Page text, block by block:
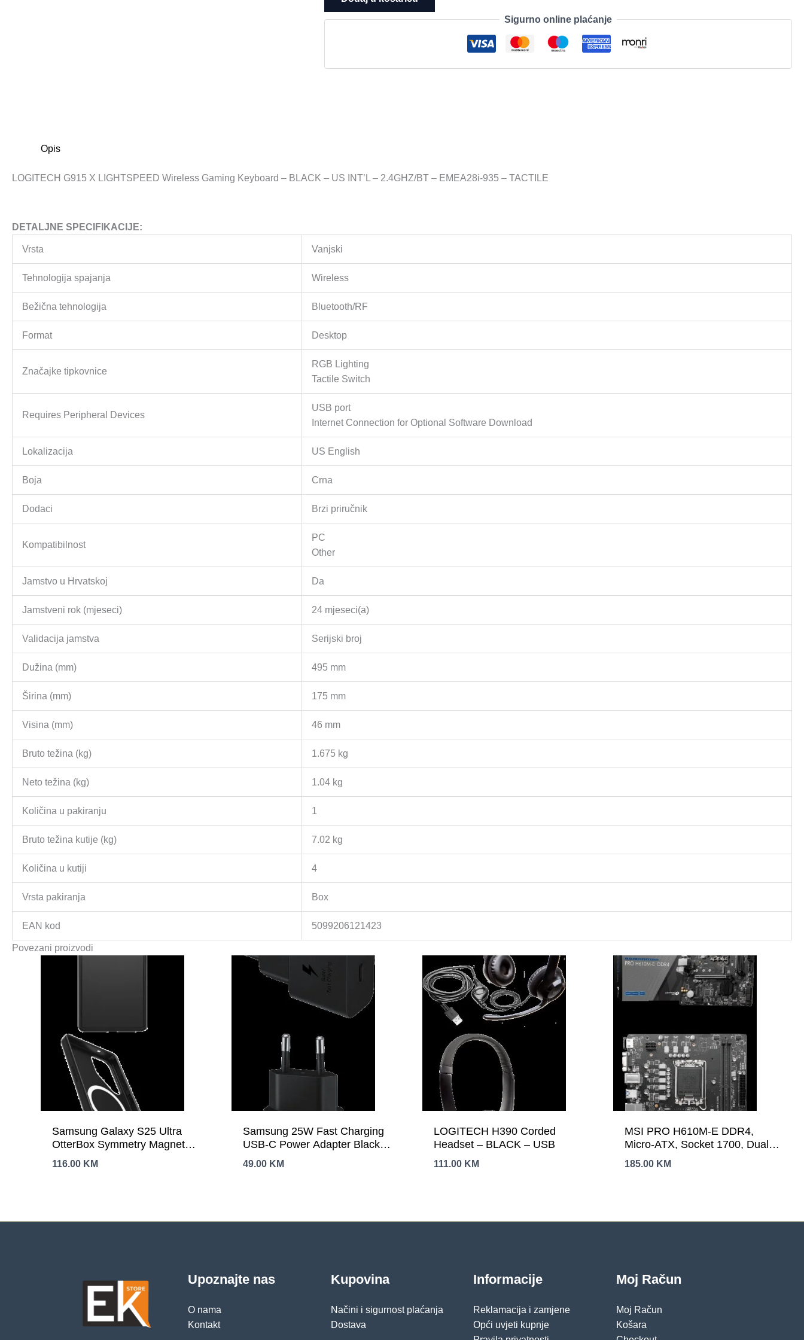
LIGHTSPEED
Wireless
-
količina
Sigurno online plaćanje
Opis
LOGITECH G915 X LIGHTSPEED Wireless Gaming Keyboard – BLACK – US INT’L – 2.4GHZ/BT – EMEA28i-935 – TACTILE
DETALJNE SPECIFIKACIJE:
Vrsta Vanjski
Tehnologija spajanja Wireless
Bežična tehnologija Bluetooth/RF
Format Desktop
Značajke tipkovnice
RGB Lighting
Tactile Switch
Requires Peripheral Devices
USB port
Internet Connection for Optional Software Download
Lokalizacija US English
Boja Crna
Dodaci Brzi priručnik
Kompatibilnost
PC
Other
Jamstvo u Hrvatskoj Da
Jamstveni rok (mjeseci) 24 mjeseci(a)
Validacija jamstva Serijski broj
Dužina (mm) 495 mm
Širina (mm) 175 mm
Visina (mm) 46 mm
Bruto težina (kg) 1.675 kg
Neto težina (kg) 1.04 kg
Količina u pakiranju 1
Bruto težina kutije (kg) 7.02 kg
Količina u kutiji 4
Vrsta pakiranja Box
EAN kod 5099206121423
Povezani proizvodi
Samsung Galaxy S25 Ultra
OtterBox Symmetry Magnet
Case Black
116.00 KM
Samsung 25W Fast Charging
USB-C Power Adapter Black
(cable included)
49.00 KM
LOGITECH H390 Corded
Headset – BLACK – USB
111.00 KM
MSI PRO H610M-E DDR4,
Micro-ATX, Socket 1700, Dual
Channel DDR4 3200(OC)MHz,
1x PCIe x16 slots, 1x M.2 slots,
185.00 KM
Upoznajte nas
O nama
Kontakt
Kupovina
Načini i sigurnost plaćanja
Dostava
Informacije
Reklamacija i zamjene
Opći uvjeti kupnje
Moj Račun
Moj Račun
Košara